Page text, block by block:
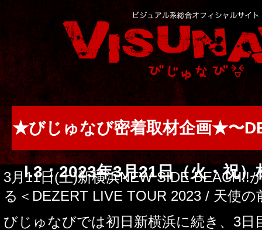
★びじゅなび密着取材企画★〜
l.3：2023年3月21日（火・祝）
3月 11日(土)新横浜NEW SIDE BEACH!!
る＜ DEZERT LIVE TOUR 2023 / 天使の
びじゅなびでは初日新横浜に続き、 3日